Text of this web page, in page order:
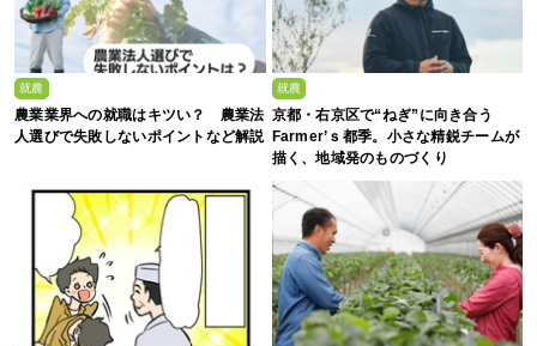
就農
農業業界への就職はキツい？ 農業法
人選びで失敗しないポイントなど解説
就農
京都・右京区で“ねぎ”に向き合う
Farmer’ｓ都季。小さな精鋭チームが
描く、地域発のものづくり